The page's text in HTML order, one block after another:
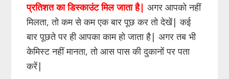
प्रतिशत का डिस्काउंट मिल जाता है| अगर आपको नहीं
मिलता, तो कम से कम एक बार पूछ कर तो देखें| कई
बार पूछते पर ही आपका काम हो जाता है| अगर तब भी
केमिस्ट नहीं मानता, तो आस पास की दुकानों पर पता
करें|